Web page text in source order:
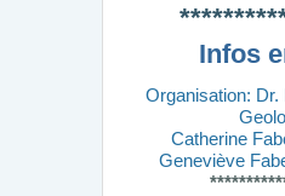
Infos
Organisation: Dr.
Catherine
Geneviève